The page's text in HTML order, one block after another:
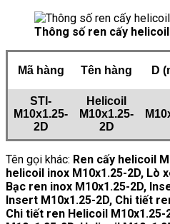
Thông số ren cấy helicoil
Mã hàng Tên hàng D
STI-
M10x1.25-
2D
Helicoil
M10x1.25-
2D
Tên gọi khác: Ren cấy helicoil
helicoil inox M10x1.25-2D, Lò
Bạc ren inox M10x1.25-2D,
Insert M10x1.25-2D, Chi tiết
Chi tiết ren Helicoil M10x1.25-